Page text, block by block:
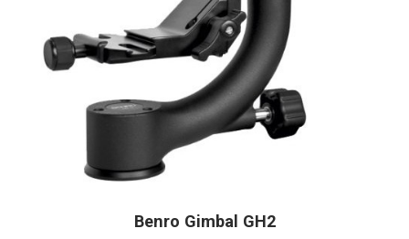
Benro Gimbal GH2